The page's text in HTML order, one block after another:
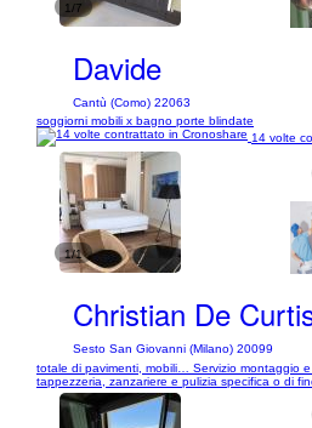
1/7
Davide
Cantù (Como) 22063
soggiorni mobili x bagno porte blindate
14 volte
1/1
Christian De
Sesto San Giovanni (Milano) 20099
totale di pavimenti, mobili… Servizio montaggio
tappezzeria, zanzariere e pulizia specifica o di